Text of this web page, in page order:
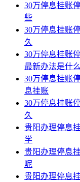
30万停息挂账
些
30万停息挂账
久
30万停息挂账
最新办法是什么
30万停息挂账
息挂账
30万停息挂账
久
贵阳办理停息
学
贵阳办理停息
呢
贵阳办理停息